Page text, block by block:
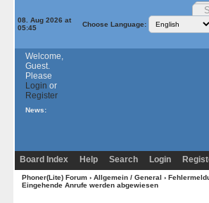
08. Aug 2026 at
05:45
Choose Language:
Welcome,
Guest.
Please
Login or
Register
News:
Board Index Help Search Login
Phoner(Lite) Forum› Allgemein / General ›
Eingehende Anrufe werden abgewiesen